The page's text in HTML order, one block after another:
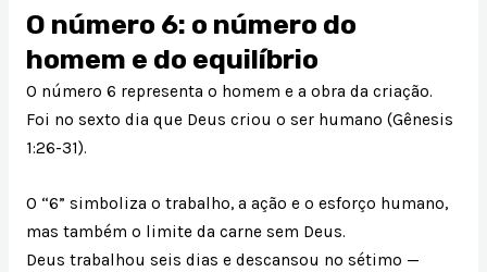
O número 6: o número do
homem e do equilíbrio
O número 6 representa o homem e a obra da criação.
Foi no sexto dia que Deus criou o ser humano (Gênesis
1:26-31).
O “6” simboliza o trabalho, a ação e o esforço humano,
mas também o limite da carne sem Deus.
Deus trabalhou seis dias e descansou no sétimo —